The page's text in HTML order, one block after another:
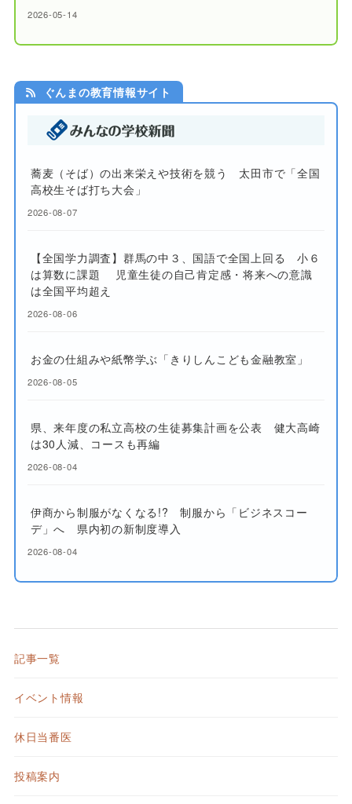
2026-05-14
ぐんまの教育情報サイト
蕎麦（そば）の出来栄えや技術を競う 太田市で「全国
高校生そば打ち大会」
2026-08-07
【全国学力調査】群馬の中３、国語で全国上回る 小６
は算数に課題 児童生徒の自己肯定感・将来への意識
は全国平均超え
2026-08-06
お金の仕組みや紙幣学ぶ「きりしんこども金融教室」
2026-08-05
県、来年度の私立高校の生徒募集計画を公表 健大高崎
は30人減、コースも再編
2026-08-04
伊商から制服がなくなる!? 制服から「ビジネスコー
デ」へ 県内初の新制度導入
2026-08-04
記事一覧
イベント情報
休日当番医
投稿案内